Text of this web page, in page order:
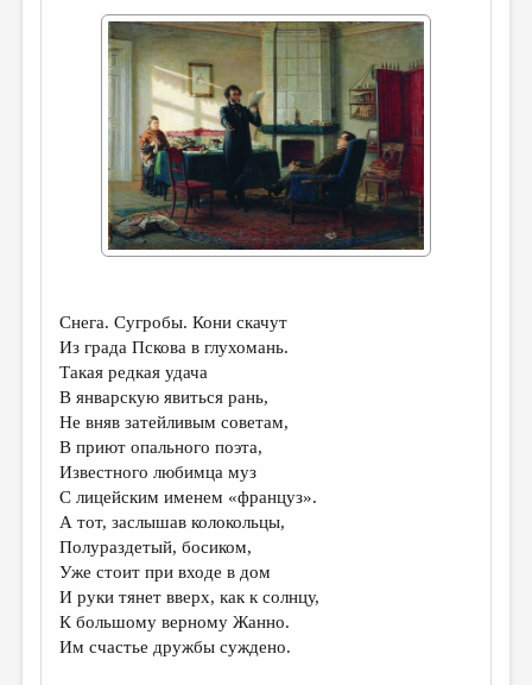
ПРАВИЛА САЙТА
ОТДЕЛЫ И РУБРИКИ
ИЗБРАННОЕ
ДАЙДЖЕСТ
ПРОИЗВЕДЕНИЯ
КОНКУРСЫ
ДЕТСКАЯ КОМНАТА
КНИЖНАЯ ПОЛКА
ОБЗОР ЛИТЕРАТУРЫ
СТРАНИЦЫ ПАМЯТИ
ОБЪЯВЛЕНИЯ
КОЛОНКА РЕДАКТОРА
РЕДКОЛЛЕГИЯ
Снега. Сугробы. Кони скачут
Из града Пскова в глухомань.
Такая редкая удача
В январскую явиться рань,
Не вняв затейливым советам,
В приют опального поэта,
Известного любимца муз
С лицейским именем «француз».
А тот, заслышав колокольцы,
Полураздетый, босиком,
Уже стоит при входе в дом
И руки тянет вверх, как к солнцу,
К большому верному Жанно.
Им счастье дружбы суждено.